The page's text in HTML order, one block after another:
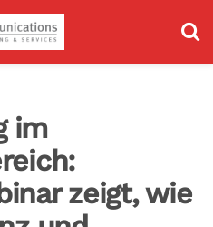
im
zeigt, wie